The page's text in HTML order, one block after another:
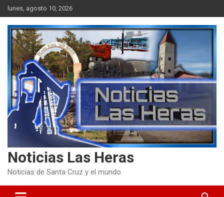
Skip
to
content
lunes, agosto 10, 2026
Noticias Las Heras
Noticias de Santa Cruz y el mundo